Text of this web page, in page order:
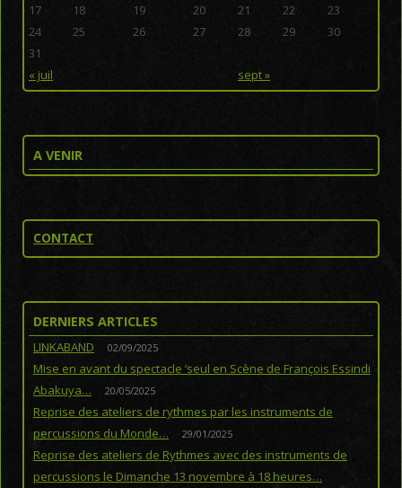
« juil sept »
17
18 19 20 21 22
23
24
25 26 27 28 29
30
31
A VENIR
CONTACT
DERNIERS ARTICLES
LINKABAND 02/09/2025
Mise en avant du spectacle ‘seul en Scène de François Essindi
Abakuya…
20/05/2025
Reprise des ateliers de rythmes par les instruments de
percussions du Monde…
29/01/2025
Reprise des ateliers de Rythmes avec des instruments de
percussions le Dimanche 13 novembre à 18 heures…